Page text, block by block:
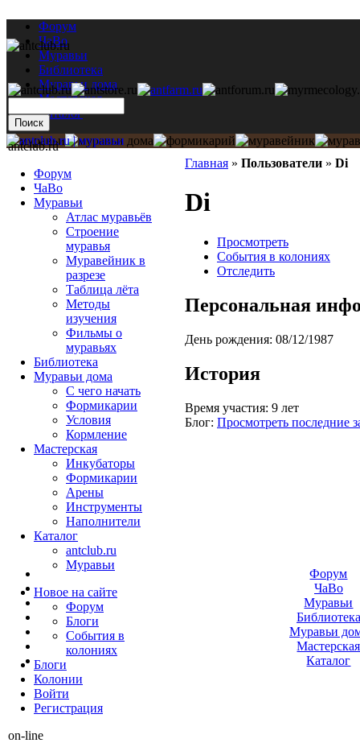
Форум
ЧаВо
Муравьи
Библиотека
Муравьи дома
Мастерская
Каталог
Главная » Пользователи » Di
Di
Просмотреть
События в колониях
Отследить
Персональная
День рождения: 08/12/1987
История
Время участия: 9 лет
Блог: Просмотреть последние
antclub.ru
Форум
ЧаВо
Муравьи
Атлас муравьёв
Строение
муравья
Муравейник в
разрезе
Таблица лёта
Методы
изучения
Фильмы о
муравьях
Библиотека
Муравьи дома
С чего начать
Формикарии
Условия
Кормление
Мастерская
Инкубаторы
Формикарии
Арены
Инструменты
Наполнители
Каталог
antclub.ru
Муравьи
Новое на сайте
Форум
Блоги
События в
колониях
Блоги
Колонии
Войти
Peгиcтpaция
on-line
Форум
ЧаВо
Муравьи
Библиотека
Муравьи
Мастерская
Каталог